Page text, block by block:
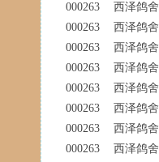
000263
西泽鸽舍
000263
西泽鸽舍
000263
西泽鸽舍
000263
西泽鸽舍
000263
西泽鸽舍
000263
西泽鸽舍
000263
西泽鸽舍
000263
西泽鸽舍